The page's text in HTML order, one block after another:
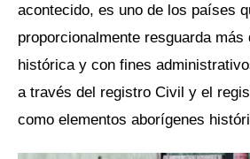
acontecido, es uno de los países
proporcionalmente resguarda más
histórica y con fines
a través del registro Civil y el
como elementos aborígenes